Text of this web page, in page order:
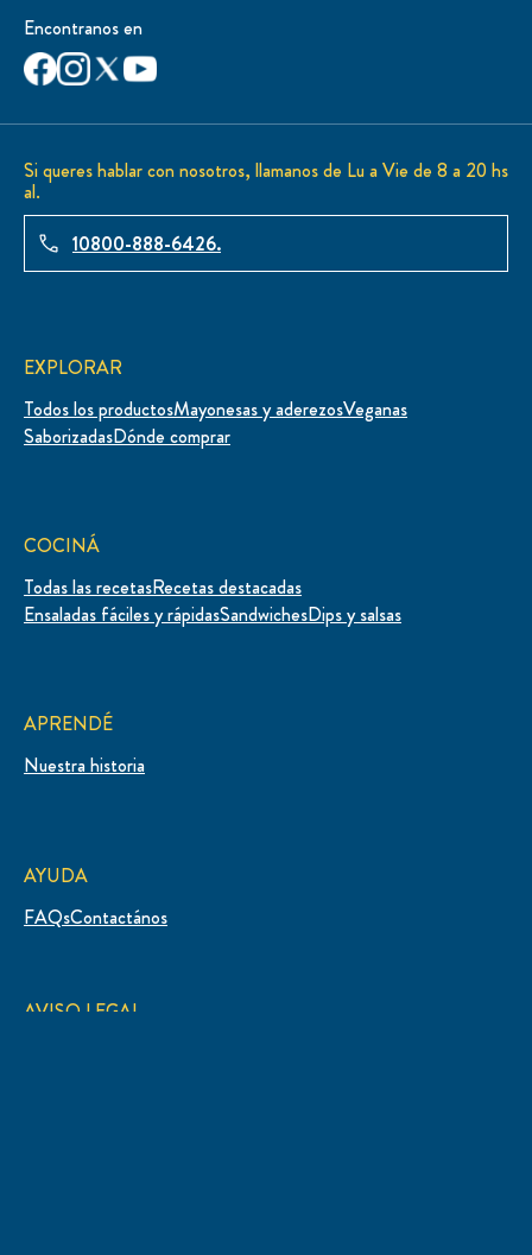
Encontranos en
Si queres hablar con nosotros, llamanos de Lu a Vie de 8 a 20 hs
al.
10800-888-6426.
EXPLORAR
Todos los productosMayonesas y aderezosVeganas
SaborizadasDónde comprar
COCINÁ
Todas las recetasRecetas destacadas
Ensaladas fáciles y rápidasSandwichesDips y salsas
APRENDÉ
Nuestra historia
AYUDA
FAQsContactános
AVISO LEGAL